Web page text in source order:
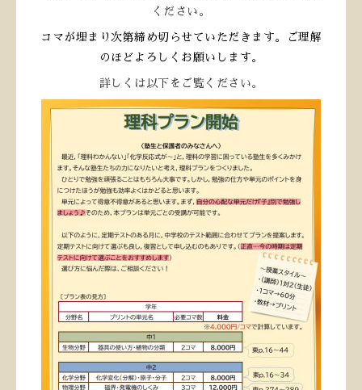
ください。
コマが埋まり次第締め切らせていただきます。ご理解
のほどよろしくお願いします。
詳しくは以下をご覧ください。